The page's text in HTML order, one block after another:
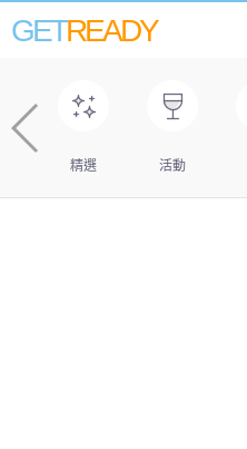
GETREADY
精選 活動